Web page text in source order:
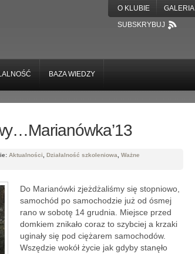
O KLUBIE GALERIA
SUBSKRYBUJ
BAZA WIEDZY
Aktualności, Działalność szkoleniowa, Ważne
Do Marianówki zjeżdżaliśmy się stopniowo,
samochód po samochodzie już od ósmej
rano w sobotę 14 grudnia. Miejsce przed
domkiem znikało coraz to szybciej a krzaki
uginały się pod ciężarem samochodów.
Wszędzie wokół życie jak gdyby stanęło